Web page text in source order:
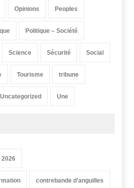
Opinions Peoples
Politique – Société
Science Sécurité Social
Tourisme tribune
Uncategorized Une
contrebande d’anguilles